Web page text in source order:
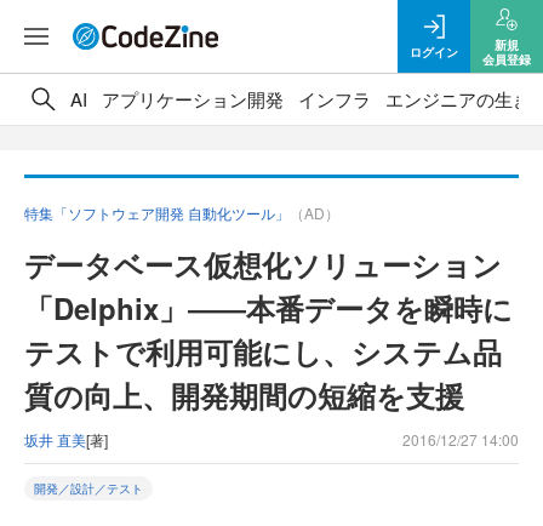
ログイン
新規
会員登録
AI アプリケーション開発 インフラ エンジニアの生き
特集「ソフトウェア開発 自動化ツール」 （AD）
データベース仮想化ソリューション
「Delphix」――本番データを瞬時に
テストで利用可能にし、システム品
質の向上、開発期間の短縮を支援
坂井 直美[著] 2016/12/27 14:00
開発／設計／テスト